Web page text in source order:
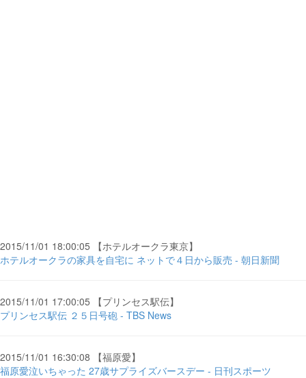
2015/11/01 18:00:05 【ホテルオークラ東京】
ホテルオークラの家具を自宅に ネットで４日から販売 - 朝日新聞
2015/11/01 17:00:05 【プリンセス駅伝】
プリンセス駅伝 ２５日号砲 - TBS News
2015/11/01 16:30:08 【福原愛】
福原愛泣いちゃった 27歳サプライズバースデー - 日刊スポーツ